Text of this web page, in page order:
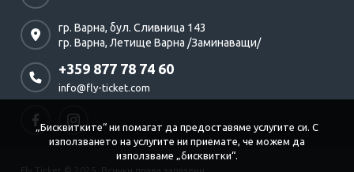
гр. Варна, бул. Сливница 143
гр. Варна, Летище Варна /Заминаващи/
+359 877 78 74 60
info@fly-ticket.com
„Бисквитките“ ни помагат да предоставяме услугите си. С
използването на услугите ни приемате, че можем да
използваме „бисквитки“.